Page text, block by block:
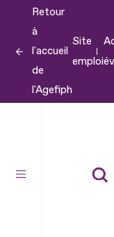
contenu
Retour
à
l'accueil
de
l'Agefiph
Site
emploi